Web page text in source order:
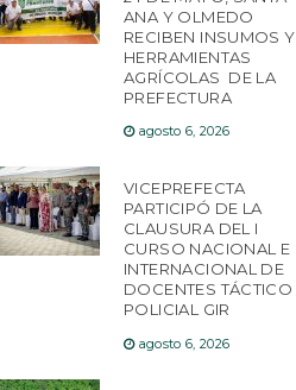
ANA Y OLMEDO
RECIBEN INSUMOS Y
HERRAMIENTAS
AGRÍCOLAS DE LA
PREFECTURA
agosto 6, 2026
VICEPREFECTA
PARTICIPÓ DE LA
CLAUSURA DEL I
CURSO NACIONAL E
INTERNACIONAL DE
DOCENTES TÁCTICO
POLICIAL GIR
agosto 6, 2026